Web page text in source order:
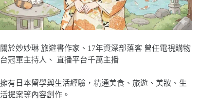
關於妙妙琳 旅遊書作家、17年資深部落客 曾任電視購物
台冠軍主持人、 直播平台千萬主播
擁有日本留學與生活經驗，精通美食、旅遊、美妝、生
活提案等內容創作。